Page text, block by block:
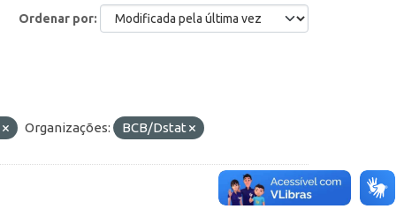
Ordenar por
Organizações: BCB/Dstat